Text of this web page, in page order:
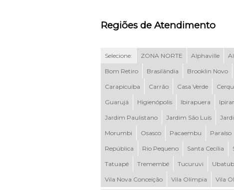
Regiões de Atendimento
Selecione: ZONA NORTE Alphaville
Bom Retiro Brasilândia Brooklin Novo
Carapicuíba Carrão Casa Verde
Guarujá Higienópolis Ibirapuera
Jardim Paulistano Jardim São Luís
Morumbi Osasco Pacaembu Paraíso
República Rio Pequeno Santa Cecília
Tatuapé Tremembé Tucuruvi
Vila Nova Conceição Vila Olímpia Vila